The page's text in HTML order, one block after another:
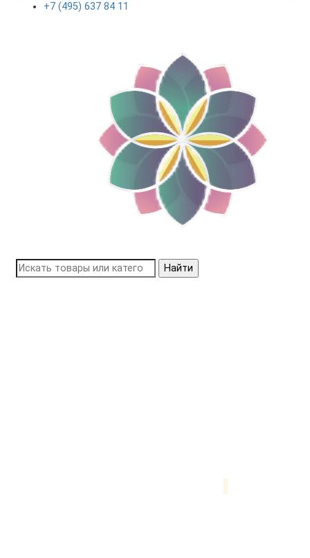
+7 (495) 637 84 11
Найти